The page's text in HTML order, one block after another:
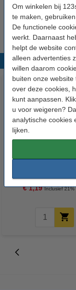
Om winkelen bij
te maken,
De functionele
werkt. Daarnaast
helpt de website
alleen advertenties
willen daarom
buiten onze
over deze cookies,
kunt aanpassen.
u voor weigeren?
analytische cookies
lijken.
Vileda
€ 5,99
123schoon
€ 1,19 Inclusief 21%